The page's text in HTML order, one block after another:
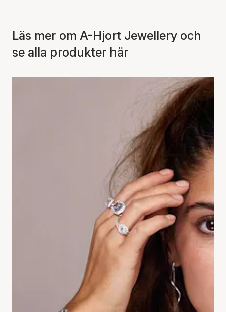
Läs mer om A-Hjort Jewellery och
se alla produkter här